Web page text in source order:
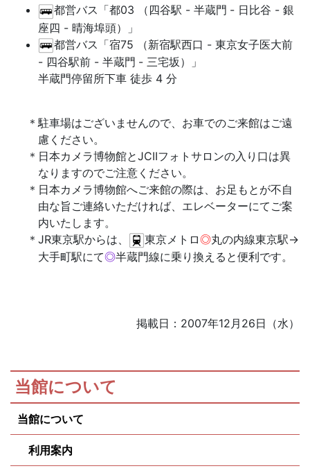
都営バス「都03 （四谷駅 - 半蔵門 - 日比谷 - 銀
座四 - 晴海埠頭）」
都営バス「宿75 （新宿駅西口 - 東京女子医大前
- 四谷駅前 - 半蔵門 - 三宅坂）」
半蔵門停留所下車 徒歩 4 分
駐車場はございませんので、お車でのご来館はご遠
慮ください。
日本カメラ博物館とJCIIフォトサロンの入り口は異
なりますのでご注意ください。
日本カメラ博物館へご来館の際は、お足もとが不自
由な旨ご連絡いただければ、エレベーターにてご案
内いたします。
JR東京駅からは、
東京メトロ◎丸の内線東京駅→
大手町駅にて◎半蔵門線に乗り換えると便利です。
掲載日：2007年12月26日（水）
当館について
当館について
利用案内